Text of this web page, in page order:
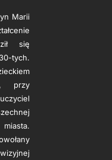
Marii
się
tych.
przy